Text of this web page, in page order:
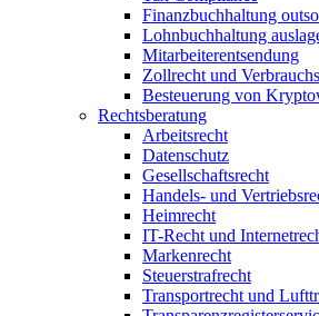
Finanzbuchhaltung
Lohnbuchhaltung
Mitarbeiterentsendung
Zollrecht und
Besteuerung von
Rechtsberatung
Arbeitsrecht
Datenschutz
Gesellschaftsrecht
Handels- und
Heimrecht
IT-Recht und
Markenrecht
Steuerstrafrecht
Transportrecht und